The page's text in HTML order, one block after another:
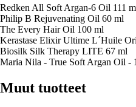
Redken All Soft Argan-6 Oil 111
Philip B Rejuvenating Oil 60 ml
The Every Hair Oil 100 ml
Kerastase Elixir Ultime L´Huile
Biosilk Silk Therapy LITE 67 ml
Maria Nila - True Soft Argan Oil -
Muut tuotteet